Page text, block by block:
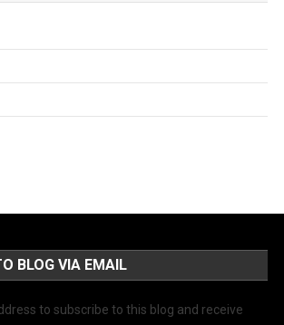
BLOG VIA EMAIL
to subscribe to this blog and receive